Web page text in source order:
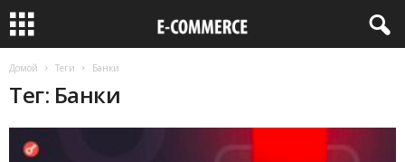
Домой Теги Банки
Тег: Банки